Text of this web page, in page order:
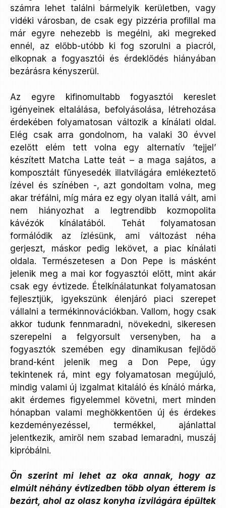
számra lehet találni bármelyik kerületben, vagy
vidéki városban, de csak egy pizzéria profillal ma
már egyre nehezebb is megélni, aki megreked
ennél, az előbb-utóbb ki fog szorulni a piacról,
elkopnak a fogyasztói és érdeklődés hiányában
bezárásra kényszerül.
Az egyre kifinomultabb fogyasztói kereslet
igényeinek eltalálása, befolyásolása, létrehozása
érdekében folyamatosan változik a kínálati oldal.
Elég csak arra gondolnom, ha valaki 30 évvel
ezelőtt elém tett volna egy alternatív ’tejjel’
készített Matcha Latte teát – a maga sajátos, a
komposztált fűnyesedék illatvilágára emlékeztető
ízével és színében -, azt gondoltam volna, meg
akar tréfálni, míg mára ez egy olyan itallá vált, ami
nem hiányozhat a legtrendibb kozmopolita
kávézók kínálatából. Tehát folyamatosan
formálódik az ízlésünk, ami változást néha
gerjeszt, máskor pedig lekövet, a piac kínálati
oldala. Természetesen a Don Pepe is másként
jelenik meg a mai kor fogyasztói előtt, mint akár
csak egy évtizede. Ételkínálatunkat folyamatosan
fejlesztjük, igyekszünk élenjáró piaci szerepet
vállalni a termékinnovációkban. Vallom, hogy csak
akkor tudunk fennmaradni, növekedni, sikeresen
szerepelni a felgyorsult versenyben, ha a
fogyasztók szemében egy dinamikusan fejlődő
brand-ként jelenik meg a Don Pepe, úgy
tekintenek rá, mint egy folyamatosan megújuló,
mindig valami új izgalmat kitaláló és kínáló márka,
akit érdemes figyelemmel követni, mert minden
hónapban valami meghökkentően új és érdekes
kezdeményezéssel, termékkel, ajánlattal
jelentkezik, amiről nem szabad lemaradni, muszáj
kipróbálni.
Ön szerint mi lehet az oka annak, hogy az
elmúlt néhány évtizedben több olyan étterem is
bezárt, ahol az olasz konyha ízvilágára épültek